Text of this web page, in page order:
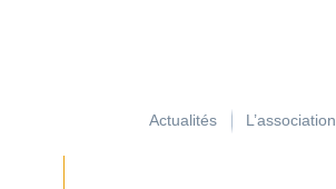
Actualités L’association